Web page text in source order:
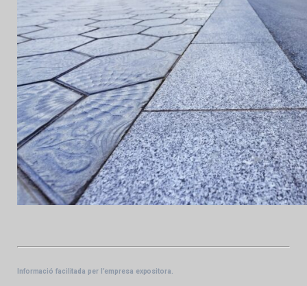
Informació facilitada per l’empresa expositora.